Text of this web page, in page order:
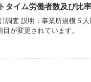
イム労働者数及び比率
査 説明：事業所規模５
が変更されています。